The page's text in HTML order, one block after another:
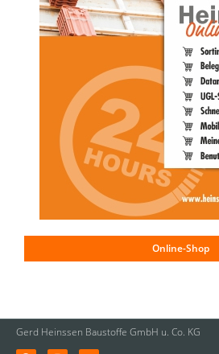
Online-Shop
Gerd Heinssen Baustoffe GmbH u. Co. KG